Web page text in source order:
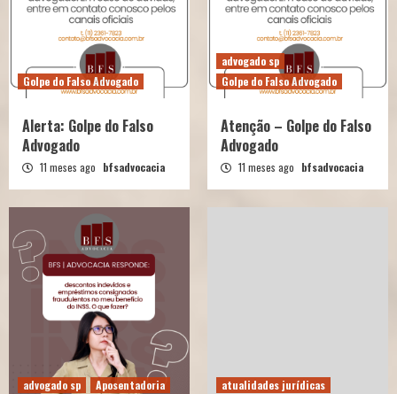
Golpe do Falso Advogado
Alerta: Golpe do Falso
Advogado
11 meses ago bfsadvocacia
advogado sp
Golpe do Falso Advogado
Atenção – Golpe do Falso
Advogado
11 meses ago bfsadvocacia
advogado sp Aposentadoria atualidades jurídicas